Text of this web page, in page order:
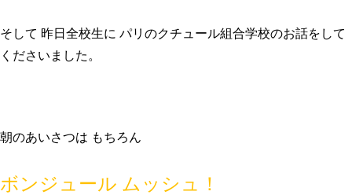
そして 昨日全校生に パリのクチュール組合学校のお話をして
くださいました。
朝のあいさつは もちろん
ボンジュール ムッシュ！